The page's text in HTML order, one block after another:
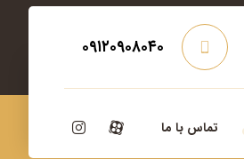
۰۹۱۲۰۹۰۸۰۴۰
تماس با ما